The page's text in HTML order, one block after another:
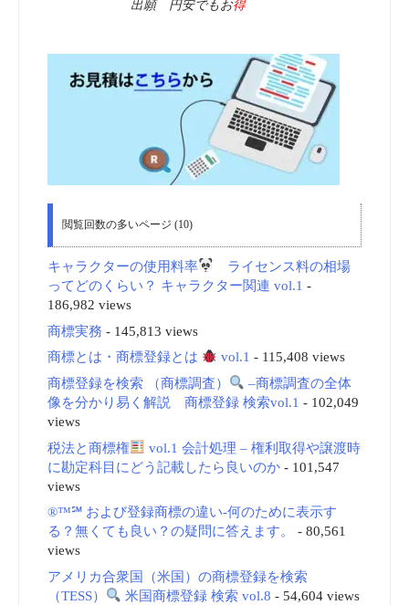
出願 円安でもお得
閲覧回数の多いページ (10)
キャラクターの使用料率
ライセンス料の相場
ってどのくらい？ キャラクター関連 vol.1 -
186,982 views
商標実務 - 145,813 views
商標とは・商標登録とは
vol.1 - 115,408 views
商標登録を検索 （商標調査）
–商標調査の全体
像を分かり易く解説 商標登録 検索vol.1 - 102,049
views
税法と商標権
vol.1 会計処理 – 権利取得や譲渡時
に勘定科目にどう記載したら良いのか- 101,547
views
®™℠ および登録商標の違い-何のために表示す
る？無くても良い？の疑問に答えます。
- 80,561
views
アメリカ合衆国（米国）の商標登録を検索
（TESS）
米国商標登録 検索 vol.8 - 54,604 views